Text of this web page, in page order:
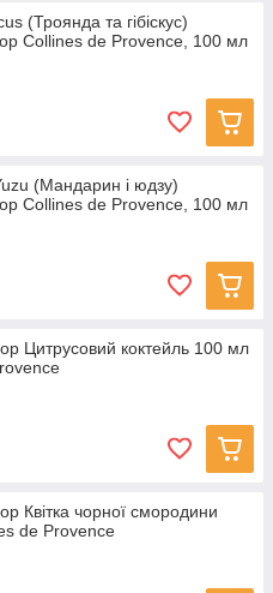
(Троянда та гібіскус)
Collines de Provence, 100 мл
(Мандарин і юдзу)
Collines de Provence, 100 мл
Цитрусовий коктейль 100 мл
Квітка чорної смородини
de Provence